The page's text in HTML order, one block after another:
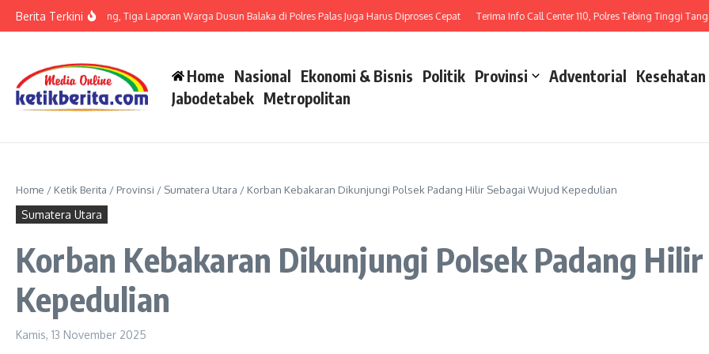
Berita Terkini
LP di Polsek Barteng, Tiga Laporan Warga Dusun Balaka di Polres Palas Juga Harus Diproses Cepat Terima Info Call Center 110, Polres Tebing Tinggi Tangani
Home Nasional Ekonomi & Bisnis Politik Provinsi Adventorial Kesehatan
Jabodetabek Metropolitan
Home / Ketik Berita / Provinsi / Sumatera Utara / Korban Kebakaran Dikunjungi Polsek Padang Hilir Sebagai Wujud Kepedulian
Sumatera Utara
Korban Kebakaran Dikunjungi Polsek Padang
Kepedulian
Kamis, 13 November 2025